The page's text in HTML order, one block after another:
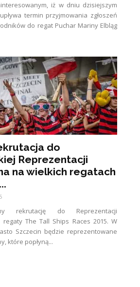
iż w dniu dzisiejszym
upływa termin przyjmowania zgłoszeń
do regat Puchar Mariny Elbląg
do
Reprezentacji
na wielkich regatach
rekrutację do Reprezentacji
regaty The Tall Ships Races 2015. W
Szczecin będzie reprezentowane
które popłyną...